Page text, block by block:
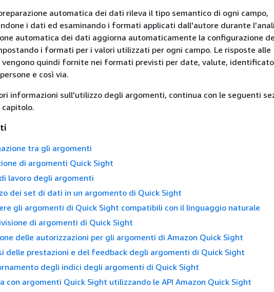
automatica dei dati rileva il tipo semantico di ogni campo,
i dati ed esaminando i formati applicati dall'autore durante
automatica dei dati aggiorna automaticamente la configurazione
i formati per i valori utilizzati per ogni campo. Le risposte alle
vengono quindi fornite nei formati previsti per date, valute,
e così via.
informazioni sull'utilizzo degli argomenti, continua con le seguenti
tra gli argomenti
di argomenti Quick Sight
lavoro degli argomenti
dei set di dati in un argomento di Quick Sight
gli argomenti di Quick Sight compatibili con il linguaggio naturale
di argomenti di Quick Sight
delle autorizzazioni per gli argomenti di Amazon Quick Sight
delle prestazioni e del feedback degli argomenti di Quick Sight
degli indici degli argomenti di Quick Sight
con argomenti Quick Sight utilizzando le API Amazon Quick Sight